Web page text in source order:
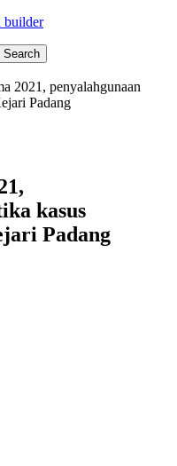
builder
2021, penyalahgunaan
Padang
kasus
Padang